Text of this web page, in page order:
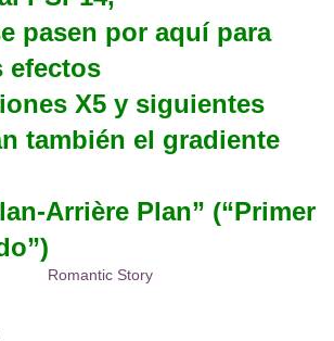
pasen por aquí para
efectos
X5 y siguientes
también el gradiente
Arrière Plan” (“Primer